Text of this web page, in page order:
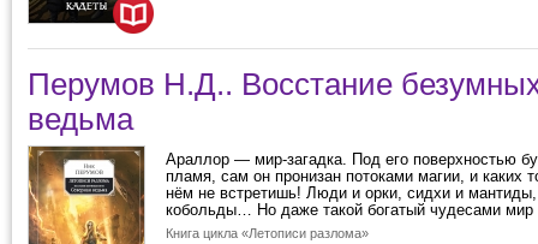
Перумов Н.Д.. Восстание
ведьма
Араллор — мир-загадка. Под его поверхностью
пламя, сам он пронизан потоками магии, и каких
нём не встретишь! Люди и орки, сидхи и
кобольды… Но даже такой богатый чудесами мир
Книга цикла «Летописи разлома»